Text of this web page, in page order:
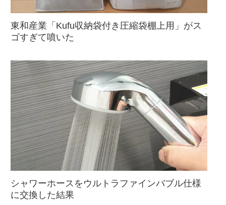
東和産業「Kufu収納袋付き圧縮袋棚上用」がス
ゴすぎて噴いた
シャワーホースをウルトラファインバブル仕様
に交換した結果